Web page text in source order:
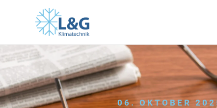
06. OKTOBER